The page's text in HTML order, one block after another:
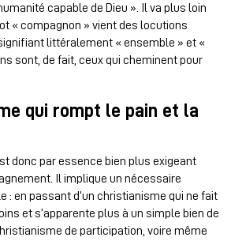
capable de Dieu ». Il va plus loin
« compagnon » vient des locutions
littéralement « ensemble » et «
sont, de fait, ceux qui cheminent pour
qui rompt le pain et la
donc par essence bien plus exigeant
Il implique un nécessaire
: en passant d’un christianisme qui ne fait
et s’apparente plus à un simple bien de
de participation, voire même